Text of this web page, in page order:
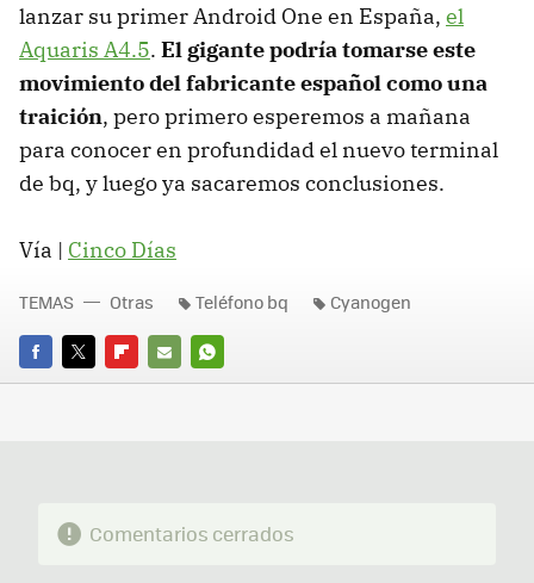
lanzar su primer Android One en España, el
Aquaris A4.5. El gigante podría tomarse este
movimiento del fabricante español como una
traición, pero primero esperemos a mañana
para conocer en profundidad el nuevo terminal
de bq, y luego ya sacaremos conclusiones.
Vía | Cinco Días
FACEBOOK
TWITTERFLIPBOARD
E-
WHATSAPP
TEMAS Otras Teléfono bq Cyanogen
Comentarios cerrados